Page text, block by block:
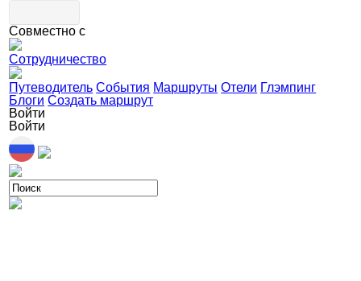
Совместно с
Сотрудничество
Путеводитель События Маршруты Отели Глэмпинг
Блоги Создать маршрут
Войти
Войти